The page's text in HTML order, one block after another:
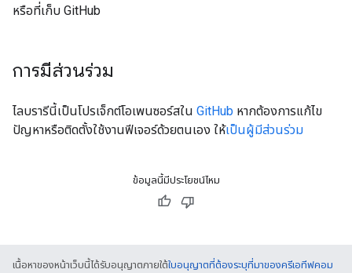
หรือที่เก็บ GitHub
การมีส่วนร่วม
ไลบรารีนี้เป็นโปรเจ็กต์โอเพนซอร์สใน GitHub หากต้องการแก้ไข
ปัญหาหรือติดตั้งใช้งานฟีเจอร์ด้วยตนเอง ให้เป็นผู้มีส่วนร่วม
ข้อมูลนี้มีประโยชน์ไหม
เนื้อหาของหน้าเว็บนี้ได้รับอนุญาตภายใต้ใบอนุญาตที่ต้องระบุที่มาของครีเอทีฟคอม